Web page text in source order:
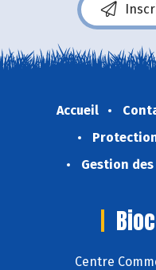
Accueil
Gestion
Centre